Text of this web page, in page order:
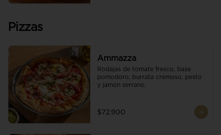
Pizzas
Ammazza
Rodajas de tomate fresco, base
pomodoro, burrata cremoso, pesto
y jamón serrano.
$72.900